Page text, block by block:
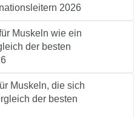
2026
Muskeln wie ein
der besten
Muskeln, die sich
der besten